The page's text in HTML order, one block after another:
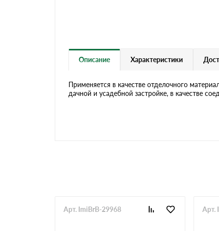
Описание Характеристики
Применяется в качестве отделочного
дачной и усадебной застройке, в качестве
Арт. ImiBrB-29968 Арт.